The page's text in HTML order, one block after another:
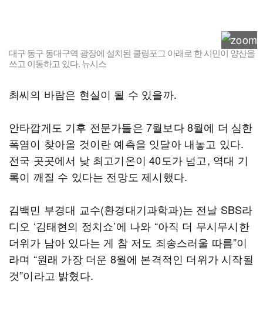
대구 동구 동대구역 광장에 설치된 쿨링포그 아래로 한 시민이 양산을
쓰고 이동하고 있다. 뉴시스
최씨의 바람은 현실이 될 수 있을까.
안타깝게도 기후 전문가들은 7월보다 8월에 더 심한
폭염이 찾아올 것이란 예측을 잇달아 내놓고 있다.
전국 곳곳에서 낮 최고기온이 40도가 넘고, 역대 기
록이 깨질 수 있다는 전망도 제시했다.
김백민 부경대 교수(환경대기과학과)는 전날 SBS라
디오 ‘김태현의 정치쇼’에 나와 “아직 더 무시무시한
더위가 남아 있다는 게 참 저도 죄송스러울 따름”이
라며 “원래 가장 더운 8월에 본격적인 더위가 시작될
것”이라고 밝혔다.